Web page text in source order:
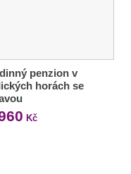
penzion v
horách se
Kč